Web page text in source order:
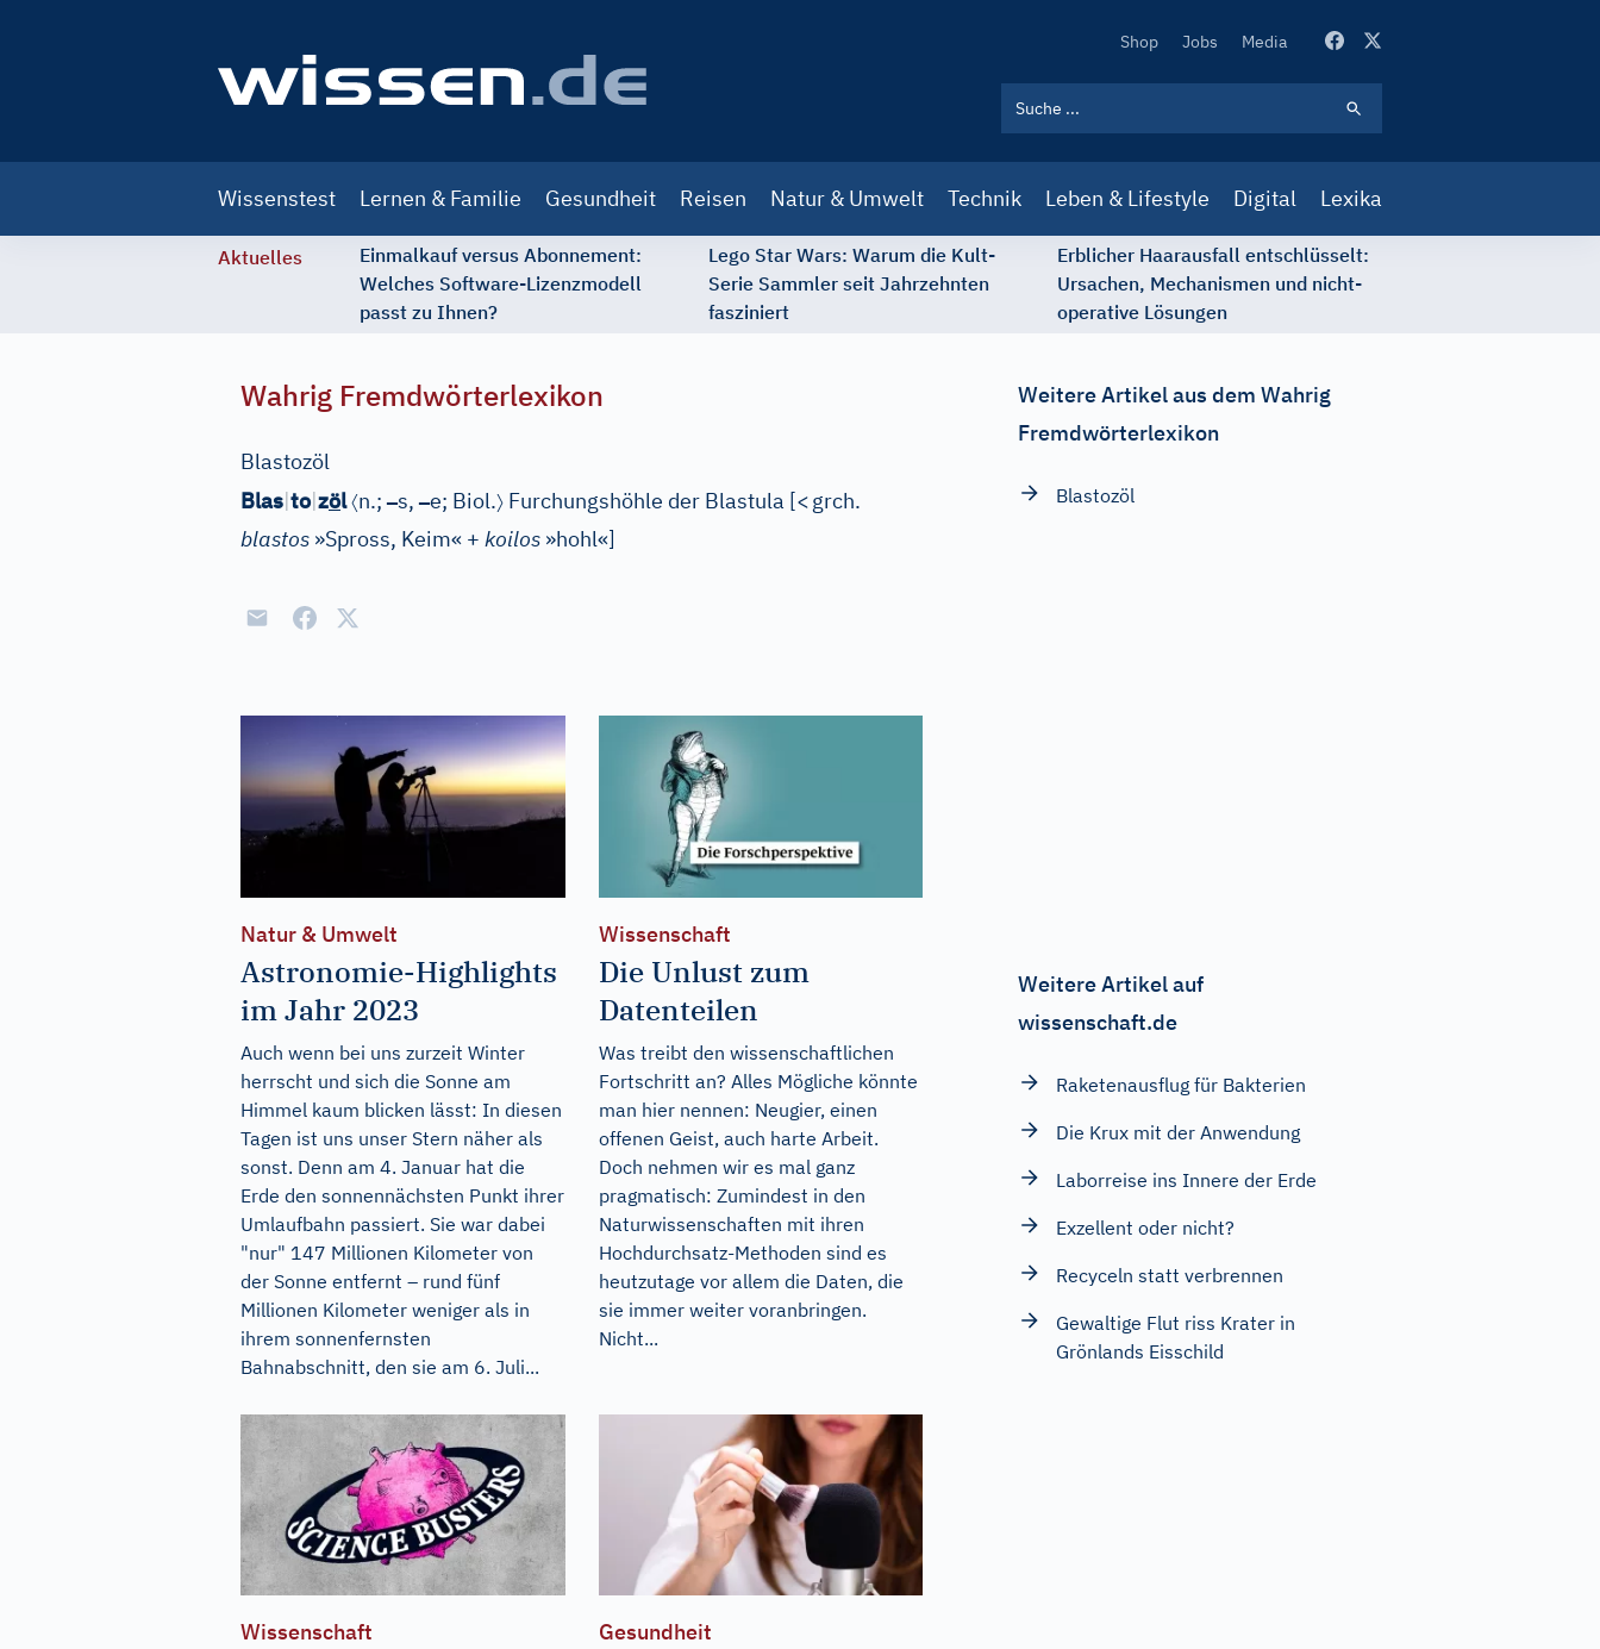
Secondary
Shop Jobs Media
navigation
Wissenstest Lernen & Familie Gesundheit Reisen Natur & Umwelt Technik Leben & Lifestyle Digital Lexika
Aktuelles
Einmalkauf versus Abonnement:
Welches Software-Lizenzmodell
passt zu Ihnen?
Lego Star Wars: Warum die Kult-
Serie Sammler seit Jahrzehnten
fasziniert
Erblicher Haarausfall entschlüsselt:
Ursachen, Mechanismen und nicht-
operative Lösungen
Wahrig Fremdwörterlexikon
Blastozöl
Blas|to|zöl〈n.;–s,–e; Biol.〉 Furchungshöhle der Blastula [<grch.
blastos »Spross, Keim« + koilos »hohl«]
Natur & Umwelt
Astronomie-Highlights
im Jahr 2023
Auch wenn bei uns zurzeit Winter
herrscht und sich die Sonne am
Himmel kaum blicken lässt: In diesen
Tagen ist uns unser Stern näher als
sonst. Denn am 4. Januar hat die
Erde den sonnennächsten Punkt ihrer
Umlaufbahn passiert. Sie war dabei
"nur" 147 Millionen Kilometer von
der Sonne entfernt – rund fünf
Millionen Kilometer weniger als in
ihrem sonnenfernsten
Bahnabschnitt, den sie am 6. Juli...
Wissenschaft
Die Unlust zum
Datenteilen
Was treibt den wissenschaftlichen
Fortschritt an? Alles Mögliche könnte
man hier nennen: Neugier, einen
offenen Geist, auch harte Arbeit.
Doch nehmen wir es mal ganz
pragmatisch: Zumindest in den
Naturwissenschaften mit ihren
Hochdurchsatz-Methoden sind es
heutzutage vor allem die Daten, die
sie immer weiter voranbringen.
Nicht...
Wissenschaft Gesundheit
Weitere Artikel aus dem Wahrig
Fremdwörterlexikon
Blastozöl
Weitere Artikel auf
wissenschaft.de
Raketenausflug für Bakterien
Die Krux mit der Anwendung
Laborreise ins Innere der Erde
Exzellent oder nicht?
Recyceln statt verbrennen
Gewaltige Flut riss Krater in
Grönlands Eisschild